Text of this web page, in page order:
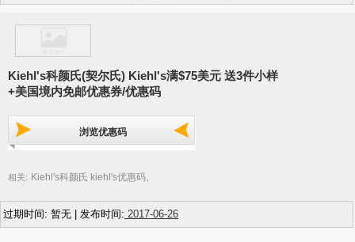
Kiehl's科颜氏(契尔氏) Kiehl's满$75美元 送3件小样
+美国境内免邮优惠券/优惠码
浏览优惠码
相关: Kiehl's科颜氏 kiehl's优惠码,
过期时间: 暂无 | 发布时间: 2017-06-26